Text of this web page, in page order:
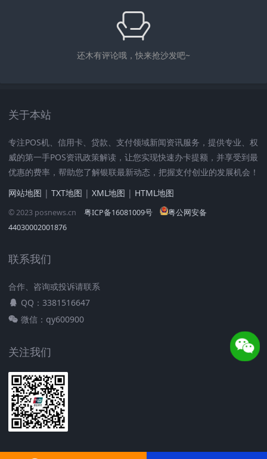
还木有评论哦，快来抢沙发吧~
关于本站
专注POS机、信用卡、贷款、支付领域新闻资讯服务，提供专业、权
威的第一手POS资讯政策解读，让您实现快速办卡提额，并享受到最
优惠的费率，帮助您了解银联最新动态，把握支付创业的发展机会！
网站地图 | TXT地图 | XML地图 | HTML地图
© 2023 posnews.cn 粤ICP备16081009号
粤公网安备
44030002001876
联系我们
合作、咨询或投诉请联系
QQ：3381516647
微信：qy600900
关注我们